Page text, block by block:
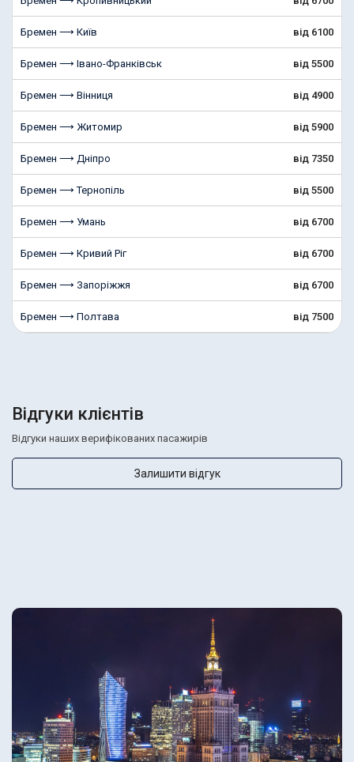
Бремен ⟶ Київ від 6100
Бремен ⟶ Івано-Франківськ від 5500
Бремен ⟶ Вінниця від 4900
Бремен ⟶ Житомир від 5900
Бремен ⟶ Дніпро від 7350
Бремен ⟶ Тернопіль від 5500
Бремен ⟶ Умань від 6700
Бремен ⟶ Кривий Ріг від 6700
Бремен ⟶ Запоріжжя від 6700
Бремен ⟶ Полтава від 7500
Відгуки клієнтів
Відгуки наших верифікованих пасажирів
Залишити відгук